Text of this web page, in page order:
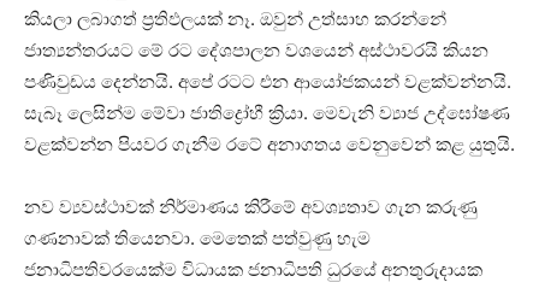
කියලා ලබාගත් ප්‍රතිඵලයක් නෑ. ඔවුන් උත්සාහ කරන්නේ
ජාත්‍යන්තරයට මේ රට දේශපාලන වශයෙන් අස්ථාවරයි කියන
පණිවුඩය දෙන්නයි. අපේ රටට එන ආයෝජකයන් වළක්වන්නයි.
සැබෑ ලෙසින්ම මේවා ජාතිද්‍රෝහී ක්‍රියා. මෙවැනි ව්‍යාජ උද්ඝෝෂණ
වළක්වන්න පියවර ගැනීම රටේ අනාගතය වෙනුවෙන් කළ යුතුයි.
නව ව්‍යවස්ථාවක් නිර්මාණය කිරීමේ අවශ්‍යතාව ගැන කරුණු
ගණනාවක් තියෙනවා. මෙතෙක් පත්වුණු හැම
ජනාධිපතිවරයෙක්ම විධායක ජනාධිපති ධුරයේ අනතුරුදායක